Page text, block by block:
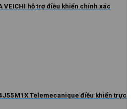
VEICHI hỗ trợ điều khiển chính xác
Telemecanique điều khiển trực